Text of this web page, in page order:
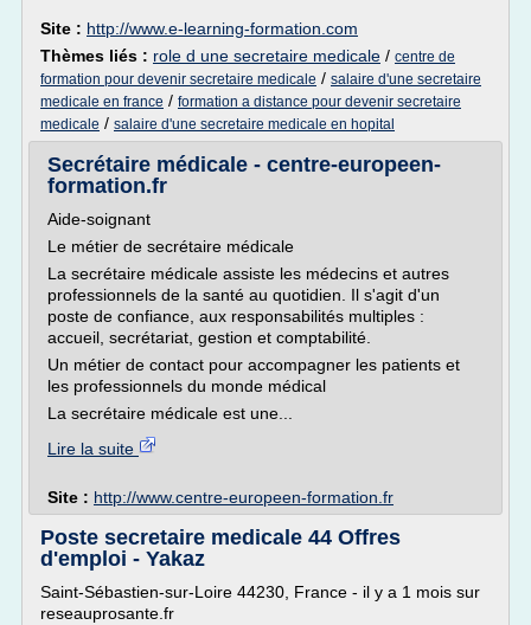
Site : http://www.e-learning-formation.com
Thèmes liés : role d une secretaire medicale / centre de
formation pour devenir secretaire medicale / salaire d'une secretaire
medicale en france / formation a distance pour devenir secretaire
medicale / salaire d'une secretaire medicale en hopital
Secrétaire médicale - centre-europeen-
formation.fr
Aide-soignant
Le métier de secrétaire médicale
La secrétaire médicale assiste les médecins et autres
professionnels de la santé au quotidien. Il s'agit d'un
poste de confiance, aux responsabilités multiples :
accueil, secrétariat, gestion et comptabilité.
Un métier de contact pour accompagner les patients et
les professionnels du monde médical
La secrétaire médicale est une...
Lire la suite
Site : http://www.centre-europeen-formation.fr
Poste secretaire medicale 44 Offres
d'emploi - Yakaz
Saint-Sébastien-sur-Loire 44230, France - il y a 1 mois sur
reseauprosante.fr